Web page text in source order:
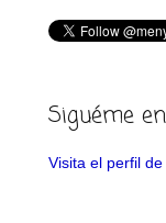
Siguéme
Visita el perfil